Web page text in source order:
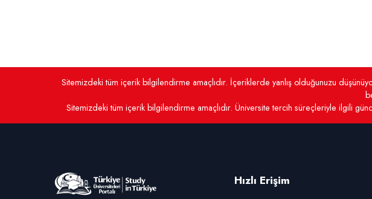
Sitemizdeki tüm içerik bilgilendirme amaçlıdır. İçeriklerde yanlış olduğunuzu
Sitemizdeki tüm içerik bilgilendirme amaçlıdır. Üniversite tercih süreçleriyle ilgili
Hızlı Erişim